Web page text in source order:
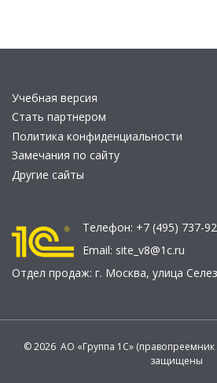
Учебная версия
Стать партнером
Политика конфиденциальности
Замечания по сайту
Другие сайты
Телефон: +7 (495) 737-
Email: site_v8@1c.ru
Отдел продаж: г. Москва, улица
© 2026 АО «Группа 1С» (правопреемник
защищены